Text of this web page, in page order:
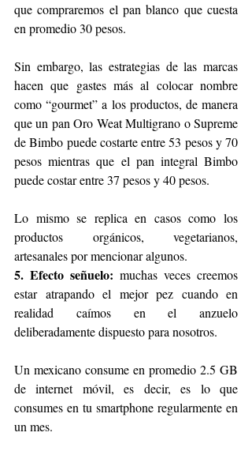
que compraremos el pan blanco que cuesta
en promedio 30 pesos.
Sin embargo, las estrategias de las marcas
hacen que gastes más al colocar nombre
como “gourmet” a los productos, de manera
que un pan Oro Weat Multigrano o Supreme
de Bimbo puede costarte entre 53 pesos y 70
pesos mientras que el pan integral Bimbo
puede costar entre 37 pesos y 40 pesos.
Lo mismo se replica en casos como los
productos orgánicos, vegetarianos,
artesanales por mencionar algunos.
5. Efecto señuelo: muchas veces creemos
estar atrapando el mejor pez cuando en
realidad caímos en el anzuelo
deliberadamente dispuesto para nosotros.
Un mexicano consume en promedio 2.5 GB
de internet móvil, es decir, es lo que
consumes en tu smartphone regularmente en
un mes.